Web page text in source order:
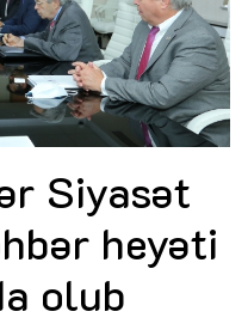
Siyasət
heyəti
olub